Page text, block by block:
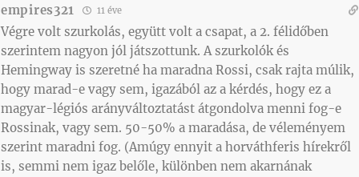
empires321 11 éve
Végre volt szurkolás, együtt volt a csapat, a 2. félidőben
szerintem nagyon jól játszottunk. A szurkolók és
Hemingway is szeretné ha maradna Rossi, csak rajta múlik,
hogy marad-e vagy sem, igazából az a kérdés, hogy ez a
magyar-légiós arányváltoztatást átgondolva menni fog-e
Rossinak, vagy sem. 50-50% a maradása, de véleményem
szerint maradni fog. (Amúgy ennyit a horváthferis hírekről
is, semmi nem igaz belőle, különben nem akarnának